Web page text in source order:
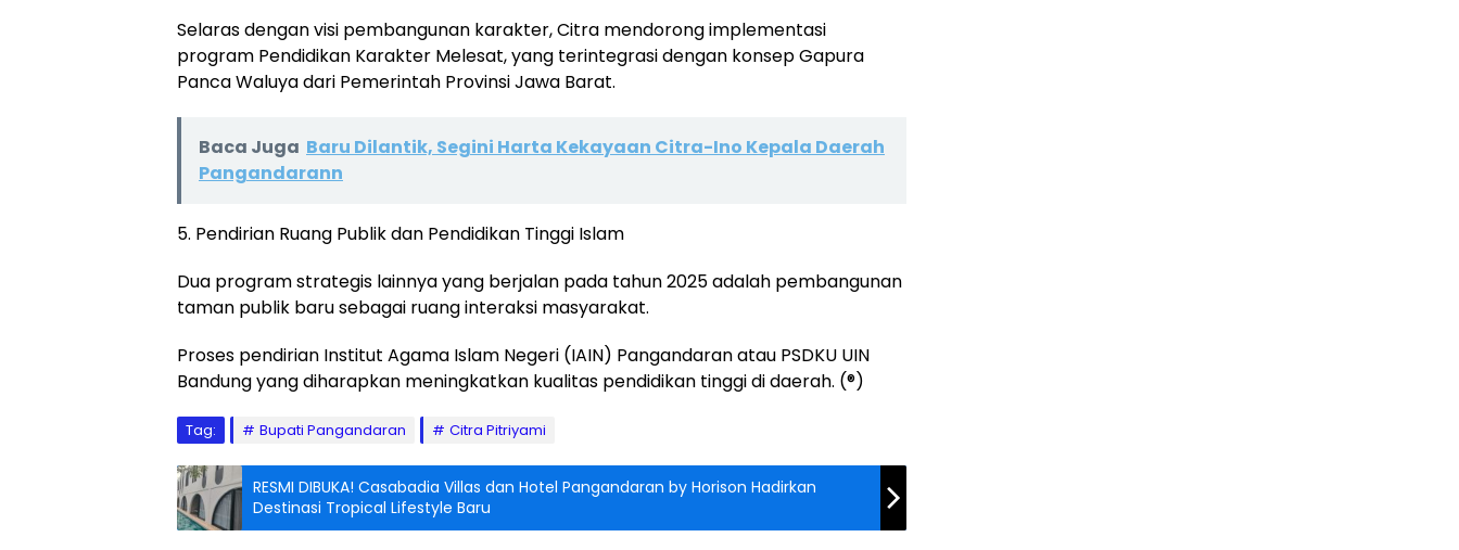
Selaras dengan visi pembangunan karakter, Citra mendorong implementasi
program Pendidikan Karakter Melesat, yang terintegrasi dengan konsep Gapura
Panca Waluya dari Pemerintah Provinsi Jawa Barat.
Baca Juga Baru Dilantik, Segini Harta Kekayaan Citra-Ino Kepala Daerah
Pangandarann
5. Pendirian Ruang Publik dan Pendidikan Tinggi Islam
Dua program strategis lainnya yang berjalan pada tahun 2025 adalah pembangunan
taman publik baru sebagai ruang interaksi masyarakat.
Proses pendirian Institut Agama Islam Negeri (IAIN) Pangandaran atau PSDKU UIN
Bandung yang diharapkan meningkatkan kualitas pendidikan tinggi di daerah. (®)
Tag: Bupati Pangandaran Citra Pitriyami
RESMI DIBUKA! Casabadia Villas dan Hotel Pangandaran by Horison Hadirkan
Destinasi Tropical Lifestyle Baru